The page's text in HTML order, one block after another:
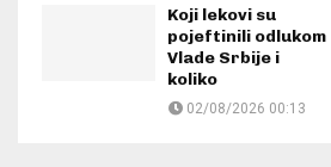
Koji lekovi su
pojeftinili odlukom
Vlade Srbije i
koliko
02/08/2026 00:13